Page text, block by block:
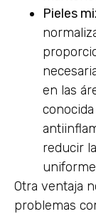
Pieles
en las
reducir
Otra ventaja
problemas